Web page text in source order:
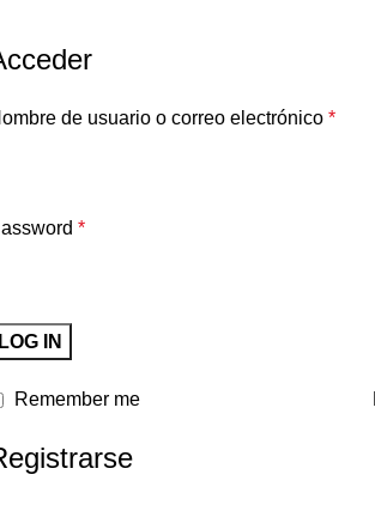
de usuario o correo electrónico *
*
IN
Remember me